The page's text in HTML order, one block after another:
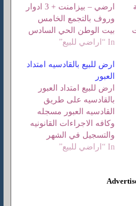
ارضي – بيزامنت + 3 ادوار
وروف بالتجمع الخامس
بيت الوطن الحي السادس
على شارع رئيسي ومحور
In “اراضي للبيع”
ارض للبيع بالقادسيه امتداد
العبور
ارض للبيع امتداد العبور
بالقادسيه على طريق
القادسيه العبور مسجله
وكافه الاجراءات القانونيه
والتسجيل في الشهر
العقاري
In “اراضي للبيع”